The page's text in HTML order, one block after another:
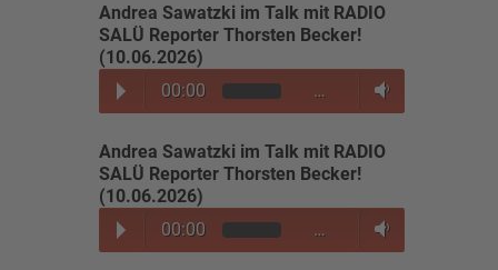
Andrea Sawatzki im Talk mit RADIO
SALÜ Reporter Thorsten Becker!
(10.06.2026)
00:00
…
Andrea Sawatzki im Talk mit RADIO
SALÜ Reporter Thorsten Becker!
(10.06.2026)
00:00
…